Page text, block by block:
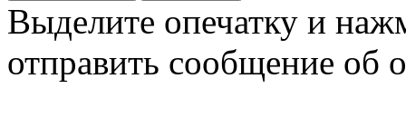
Выделите опечатку и
отправить сообщение об